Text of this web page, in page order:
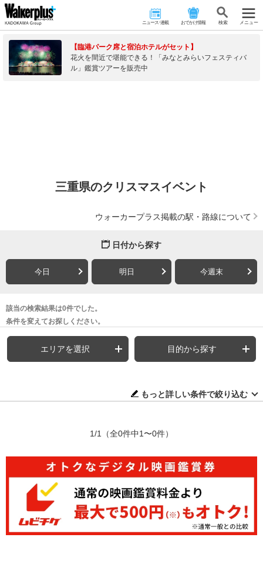
ニュース･連載 おでかけ情報 検 索 メニュー
【臨港パーク席と宿泊ホテルがセット】
花火を間近で堪能できる！「みなとみらいフェスティバ
ル」鑑賞ツアーを販売中
三重県のクリスマスイベント
ウォーカープラス掲載の駅・路線について
日付から探す
今日 明日 今週末
該当の検索結果は0件でした。
条件を変えてお探しください。
エリアを選択 目的から探す
もっと詳しい条件で絞り込む
1/1 （全0件中1〜0件）